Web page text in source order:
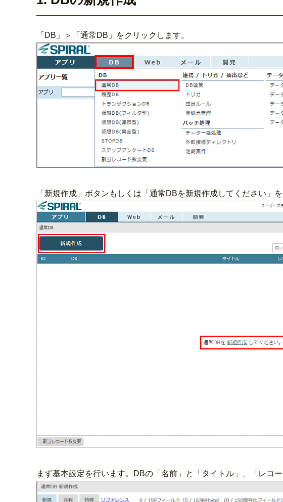
「DB」＞「通常DB」をクリックします。
「新規作成」ボタンもしくは「通常DBを新規作成してください」
まず基本設定を行います。DBの「名前」と「タイトル」、「レコ